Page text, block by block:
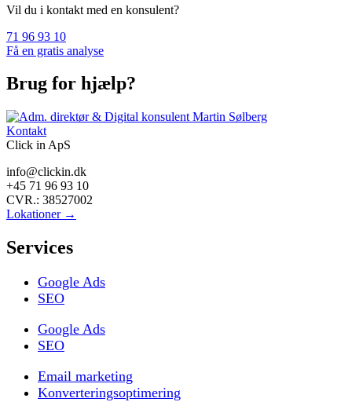
Vil du i kontakt med en konsulent?
71 96 93 10
Få en gratis analyse
Brug for hjælp?
Kontakt
Click in ApS
info@clickin.dk
+45 71 96 93 10
CVR.: 38527002
Lokationer →
Services
Google Ads
SEO
Google Ads
SEO
Email marketing
Konverteringsoptimering